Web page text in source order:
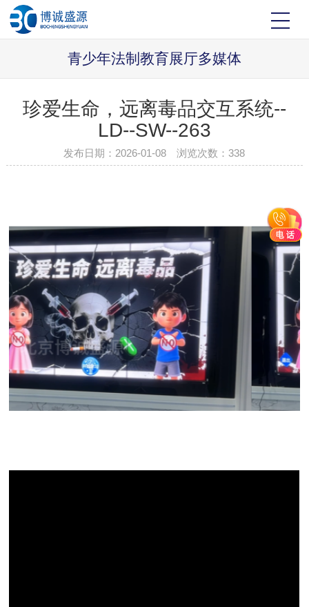
青少年法制教育展厅多媒体
珍爱生命，远离毒品交互系统--
LD--SW--263
发布日期：2026-01-08 浏览次数：338